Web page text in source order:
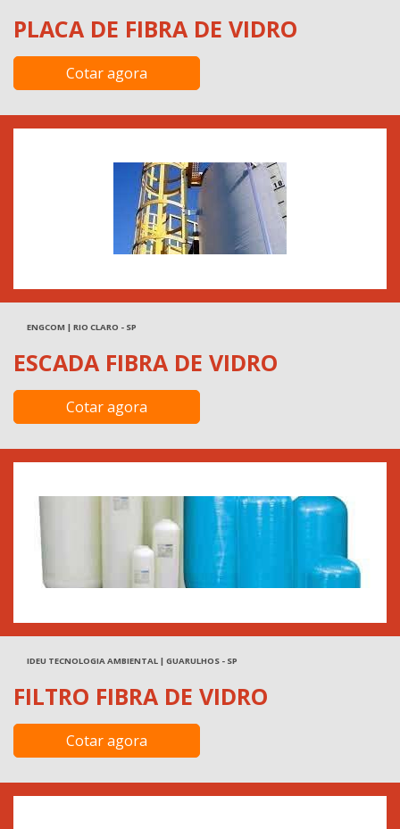
PLACA DE FIBRA DE VIDRO
Cotar agora
ENGCOM | RIO CLARO - SP
ESCADA FIBRA DE VIDRO
Cotar agora
IDEU TECNOLOGIA AMBIENTAL | GUARULHOS - SP
FILTRO FIBRA DE VIDRO
Cotar agora